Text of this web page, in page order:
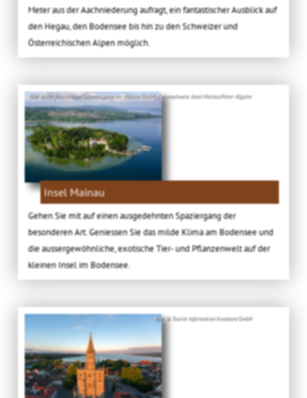
Meter aus der Aachniederung aufragt, ein fantastischer Ausblick auf
den Hegau, den Bodensee bis hin zu den Schweizer und
Österreichischen Alpen möglich.
Bild: © Mit freundlicher Genehmigung der Mainau GmbH; Fotonachweis: Insel Mainau/Peter Allgaier
Insel Mainau
Gehen Sie mit auf einen ausgedehnten Spaziergang der
besonderen Art. Geniessen Sie das milde Klima am Bodensee und
die aussergewöhnliche, exotische Tier- und Pflanzenwelt auf der
kleinen Insel im Bodensee.
Bild: © Tourist-Information Konstanz GmbH